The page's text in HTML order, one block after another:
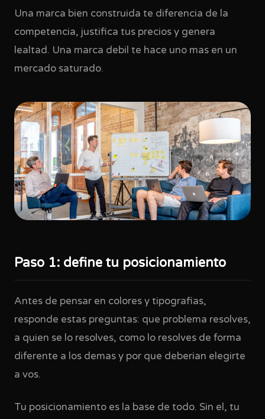
Una marca bien construida te diferencia de la
competencia, justifica tus precios y genera
lealtad. Una marca debil te hace uno mas en un
mercado saturado.
Paso 1: define tu posicionamiento
Antes de pensar en colores y tipografias,
responde estas preguntas: que problema resolves,
a quien se lo resolves, como lo resolves de forma
diferente a los demas y por que deberian elegirte
a vos.
Tu posicionamiento es la base de todo. Sin el, tu